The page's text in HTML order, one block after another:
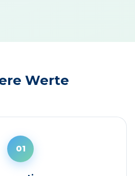
Werte
01